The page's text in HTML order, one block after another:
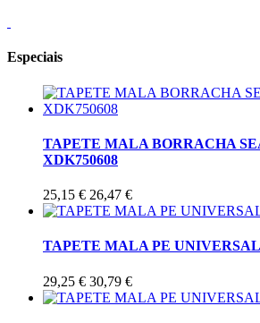
Especiais
TAPETE MALA BORRACHA
XDK750608
25,15 € 26,47 €
TAPETE MALA PE
29,25 € 30,79 €